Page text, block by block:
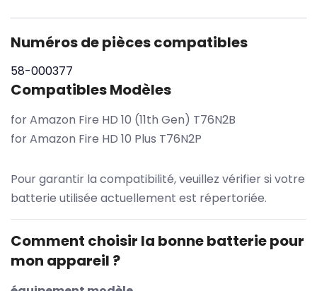
Numéros de pièces compatibles
58-000377
Compatibles Modèles
for Amazon Fire HD 10 (11th Gen) T76N2B
for Amazon Fire HD 10 Plus T76N2P
Pour garantir la compatibilité, veuillez vérifier si votre
batterie utilisée actuellement est répertoriée.
Comment choisir la bonne batterie pour
mon appareil ?